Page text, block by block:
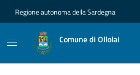
Regione autonoma della Sardegna
Comune di Ollolai